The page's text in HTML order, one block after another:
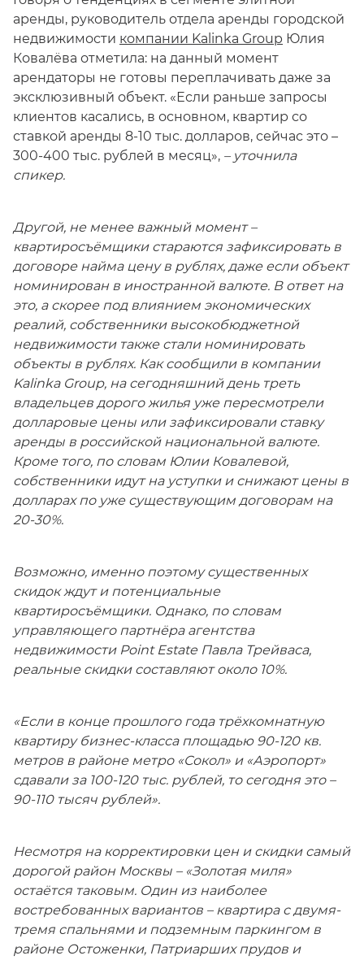
аренды, руководитель отдела аренды городской
недвижимости компании Kalinka Group Юлия
Ковалёва отметила: на данный момент
арендаторы не готовы переплачивать даже за
эксклюзивный объект. «Если раньше запросы
клиентов касались, в основном, квартир со
ставкой аренды 8-10 тыс. долларов, сейчас это –
300-400 тыс. рублей в месяц», – уточнила
спикер.
Другой, не менее важный момент –
квартиросъёмщики стараются зафиксировать в
договоре найма цену в рублях, даже если объект
номинирован в иностранной валюте. В ответ на
это, а скорее под влиянием экономических
реалий, собственники высокобюджетной
недвижимости также стали номинировать
объекты в рублях. Как сообщили в компании
Kalinka Group, на сегодняшний день треть
владельцев дорого жилья уже пересмотрели
долларовые цены или зафиксировали ставку
аренды в российской национальной валюте.
Кроме того, по словам Юлии Ковалевой,
собственники идут на уступки и снижают цены в
долларах по уже существующим договорам на
20-30%.
Возможно, именно поэтому существенных
скидок ждут и потенциальные
квартиросъёмщики. Однако, по словам
управляющего партнёра агентства
недвижимости Point Estate Павла Трейваса,
реальные скидки составляют около 10%.
«Если в конце прошлого года трёхкомнатную
квартиру бизнес-класса площадью 90-120 кв.
метров в районе метро «Сокол» и «Аэропорт»
сдавали за 100-120 тыс. рублей, то сегодня это –
90-110 тысяч рублей».
Несмотря на корректировки цен и скидки самый
дорогой район Москвы – «Золотая миля»
остаётся таковым. Один из наиболее
востребованных вариантов – квартира с двумя-
тремя спальнями и подземным паркингом в
районе Остоженки, Патриарших прудов и